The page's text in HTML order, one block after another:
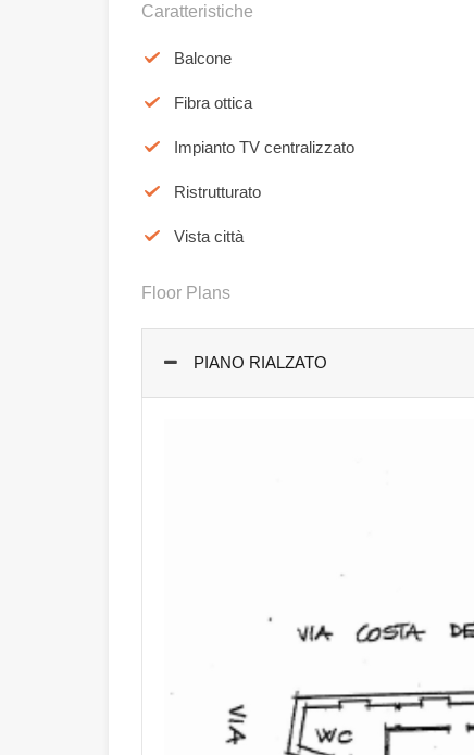
Caratteristiche
Balcone
Fibra ottica
Impianto TV centralizzato
Ristrutturato
Vista città
Floor Plans
PIANO RIALZATO